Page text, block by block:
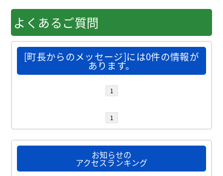
よくあるご質問
[町長からのメッセージ]には0件の情報が
あります。
1
1
お知らせの
アクセスランキング